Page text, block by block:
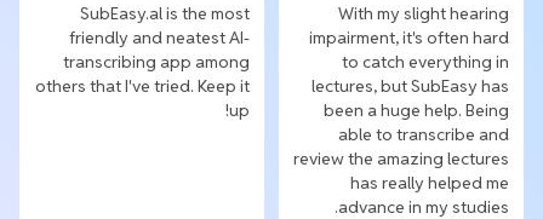
With my slight hearing
impairment, it's often hard
to catch everything in
lectures, but SubEasy has
been a huge help. Being
able to transcribe and
review the amazing lectures
has really helped me
advance in my studies.
SubEasy.al is the most
friendly and neatest AI-
transcribing app among
others that I've tried. Keep it
up!